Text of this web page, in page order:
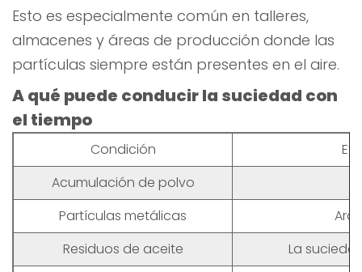
Esto es especialmente común en talleres,
almacenes y áreas de producción donde las
partículas siempre están presentes en el aire.
A qué puede conducir la suciedad con
el tiempo
Condición
Acumulación de polvo
Partículas metálicas
Residuos de aceite
La